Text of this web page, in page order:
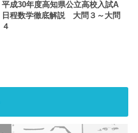
平成30年度高知県公立高校入試A
日程数学徹底解説 大問３～大問
４